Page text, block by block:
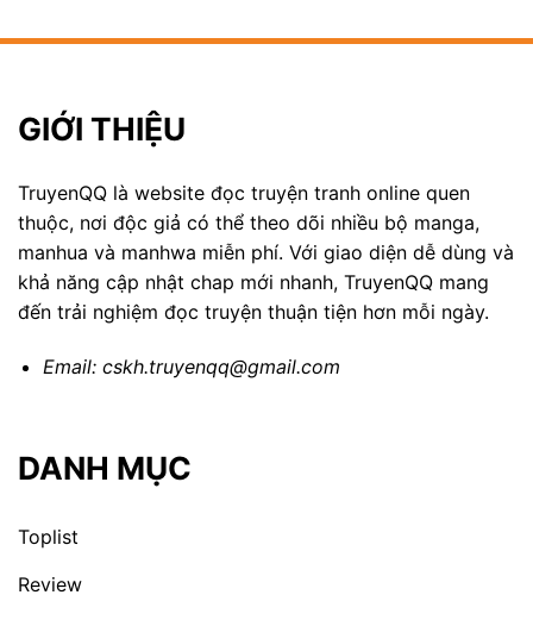
GIỚI THIỆU
TruyenQQ là website đọc truyện tranh online quen
thuộc, nơi độc giả có thể theo dõi nhiều bộ manga,
manhua và manhwa miễn phí. Với giao diện dễ dùng và
khả năng cập nhật chap mới nhanh, TruyenQQ mang
đến trải nghiệm đọc truyện thuận tiện hơn mỗi ngày.
Email: cskh.truyenqq@gmail.com
DANH MỤC
Toplist
Review